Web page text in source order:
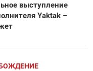
выступление
Yaktak –